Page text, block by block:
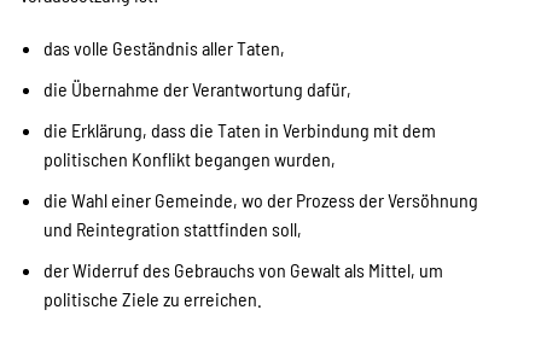
das volle Geständnis aller Taten,
die Übernahme der Verantwortung dafür,
die Erklärung, dass die Taten in Verbindung mit dem
politischen Konflikt begangen wurden,
die Wahl einer Gemeinde, wo der Prozess der Versöhnung
und Reintegration stattfinden soll,
der Widerruf des Gebrauchs von Gewalt als Mittel, um
politische Ziele zu erreichen.